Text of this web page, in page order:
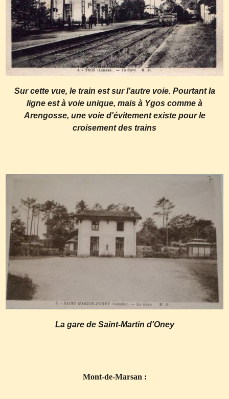
Sur cette vue, le train est sur l'autre voie. Pourtant la
ligne est à voie unique, mais à Ygos comme à
Arengosse, une voie d'évitement existe pour le
croisement des trains
La gare de Saint-Martin d'Oney
Mont-de-Marsan :